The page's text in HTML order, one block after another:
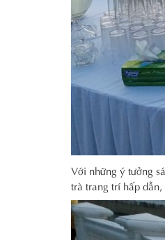
Với những ý tưởng
trà trang trí hấp